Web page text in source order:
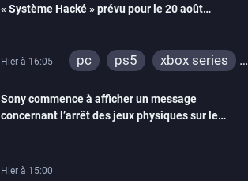
« Système Hacké » prévu pour le 20 août
Hier à 16:05 pc ps5
xbox series
ps4
xbox one
switch 2
Sony commence à afficher un message
concernant l’arrêt des jeux physiques sur le
Hier à 15:00